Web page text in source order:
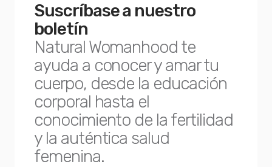
Suscríbase a nuestro
boletín
Natural Womanhood te
ayuda a conocer y amar tu
cuerpo, desde la educación
corporal hasta el
conocimiento de la fertilidad
y la auténtica salud
femenina.